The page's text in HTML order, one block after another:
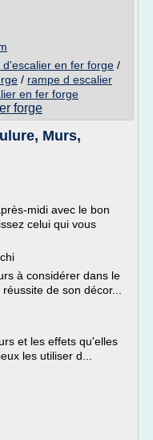
en fer forge /
/ rampe d escalier
en fer forge
forge
Murs,
midi avec le bon
celui qui vous
à considérer dans le
de son décor...
et les effets qu'elles
les utiliser d...